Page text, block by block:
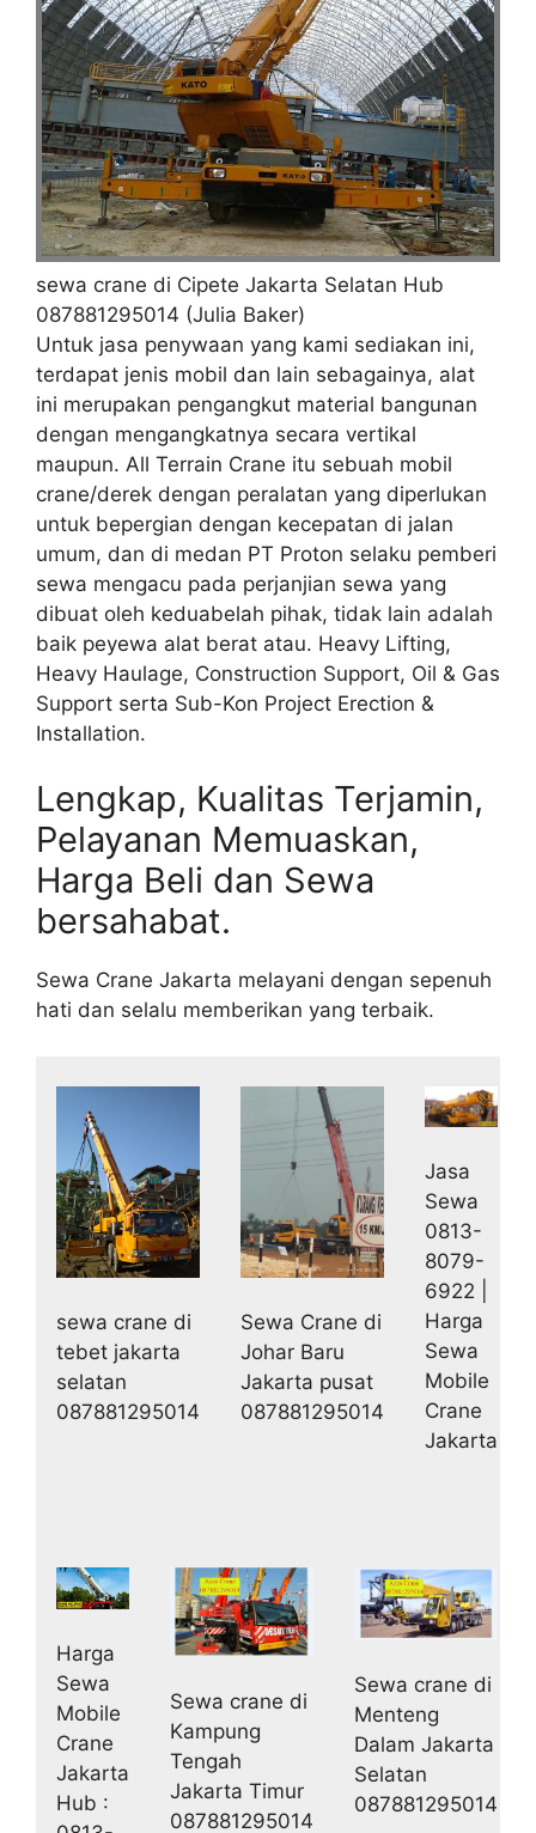
sewa crane di Cipete Jakarta Selatan Hub
087881295014 (Julia Baker)
Untuk jasa penywaan yang kami sediakan ini,
terdapat jenis mobil dan lain sebagainya, alat
ini merupakan pengangkut material bangunan
dengan mengangkatnya secara vertikal
maupun. All Terrain Crane itu sebuah mobil
crane/derek dengan peralatan yang diperlukan
untuk bepergian dengan kecepatan di jalan
umum, dan di medan PT Proton selaku pemberi
sewa mengacu pada perjanjian sewa yang
dibuat oleh keduabelah pihak, tidak lain adalah
baik peyewa alat berat atau. Heavy Lifting,
Heavy Haulage, Construction Support, Oil & Gas
Support serta Sub-Kon Project Erection &
Installation.
Lengkap, Kualitas Terjamin,
Pelayanan Memuaskan,
Harga Beli dan Sewa
bersahabat.
Sewa Crane Jakarta melayani dengan sepenuh
hati dan selalu memberikan yang terbaik.
sewa crane di
tebet jakarta
selatan
087881295014
Sewa Crane di
Johar Baru
Jakarta pusat
087881295014
Jasa
Sewa
0813-
8079-
6922 |
Harga
Sewa
Mobile
Crane
Jakarta
Harga
Sewa
Mobile
Crane
Jakarta
Hub :
Sewa crane di
Kampung
Tengah
Jakarta Timur
087881295014
Sewa crane di
Menteng
Dalam Jakarta
Selatan
087881295014